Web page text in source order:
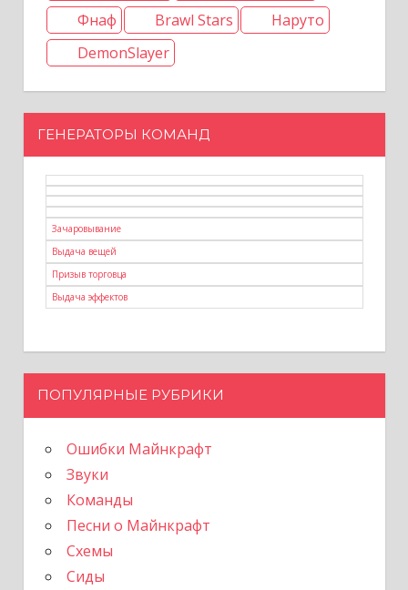
Фнаф
Brawl Stars
Наруто
DemonSlayer
ГЕНЕРАТОРЫ КОМАНД
Зачаровывание
Выдача вещей
Призыв торговца
Выдача эффектов
ПОПУЛЯРНЫЕ РУБРИКИ
Ошибки Майнкрафт
Звуки
Команды
Песни о Майнкрафт
Схемы
Сиды